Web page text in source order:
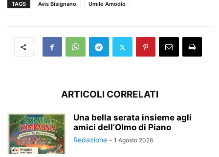
TAGS Avis Bisignano Umile Amodio
ARTICOLI CORRELATI
Una bella serata insieme agli
amici dell’Olmo di Piano
Redazione - 1 Agosto 2026